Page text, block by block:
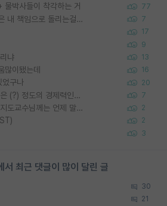
물박사들이 착각하는 거 77
왜 후배가 못하는걸 교수님은 내 책임으로 돌리는걸까요? 7
17
9
냐 13
이됐는데 16
었구나 20
박사진학하기에 2억은 괜찮은 (?) 정도의 경제력인가요 7
타대학원 컨텍 준비중인데, 지도교수님께는 언제 말씀드려야 할까요? 2
2
3
서 최근 댓글이 많이 달린 글
30
21